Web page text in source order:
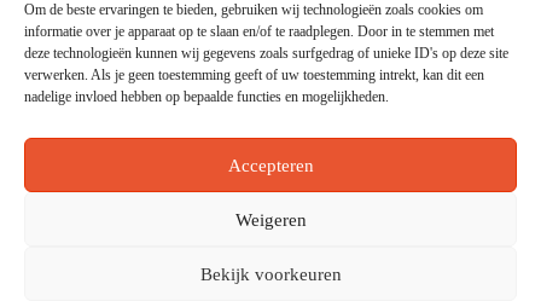
Om de beste ervaringen te bieden, gebruiken wij technologieën zoals cookies om
informatie over je apparaat op te slaan en/of te raadplegen. Door in te stemmen met
deze technologieën kunnen wij gegevens zoals surfgedrag of unieke ID's op deze site
verwerken. Als je geen toestemming geeft of uw toestemming intrekt, kan dit een
nadelige invloed hebben op bepaalde functies en mogelijkheden.
Accepteren
Weigeren
Bekijk voorkeuren
Privacy & disclaimer
Privacybeleid
Disclaimer